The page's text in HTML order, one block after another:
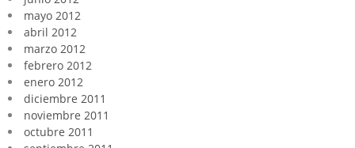
mayo 2012
abril 2012
marzo 2012
febrero 2012
enero 2012
diciembre 2011
noviembre 2011
octubre 2011